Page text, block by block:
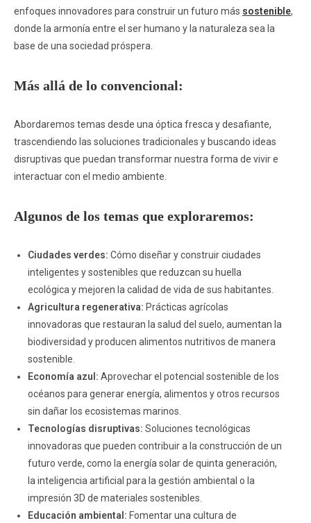
enfoques innovadores para construir un futuro más sostenible,
donde la armonía entre el ser humano y la naturaleza sea la
base de una sociedad próspera.
Más allá de lo convencional:
Abordaremos temas desde una óptica fresca y desafiante,
trascendiendo las soluciones tradicionales y buscando ideas
disruptivas que puedan transformar nuestra forma de vivir e
interactuar con el medio ambiente.
Algunos de los temas que exploraremos:
Ciudades verdes: Cómo diseñar y construir ciudades
inteligentes y sostenibles que reduzcan su huella
ecológica y mejoren la calidad de vida de sus habitantes.
Agricultura regenerativa: Prácticas agrícolas
innovadoras que restauran la salud del suelo, aumentan la
biodiversidad y producen alimentos nutritivos de manera
sostenible.
Economía azul: Aprovechar el potencial sostenible de los
océanos para generar energía, alimentos y otros recursos
sin dañar los ecosistemas marinos.
Tecnologías disruptivas: Soluciones tecnológicas
innovadoras que pueden contribuir a la construcción de un
futuro verde, como la energía solar de quinta generación,
la inteligencia artificial para la gestión ambiental o la
impresión 3D de materiales sostenibles.
Educación ambiental: Fomentar una cultura de